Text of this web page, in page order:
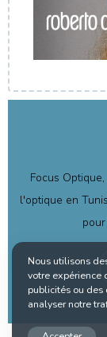
Focus
l'optique en
Nous utilisons
votre expérience
publicités ou des
analyser notre